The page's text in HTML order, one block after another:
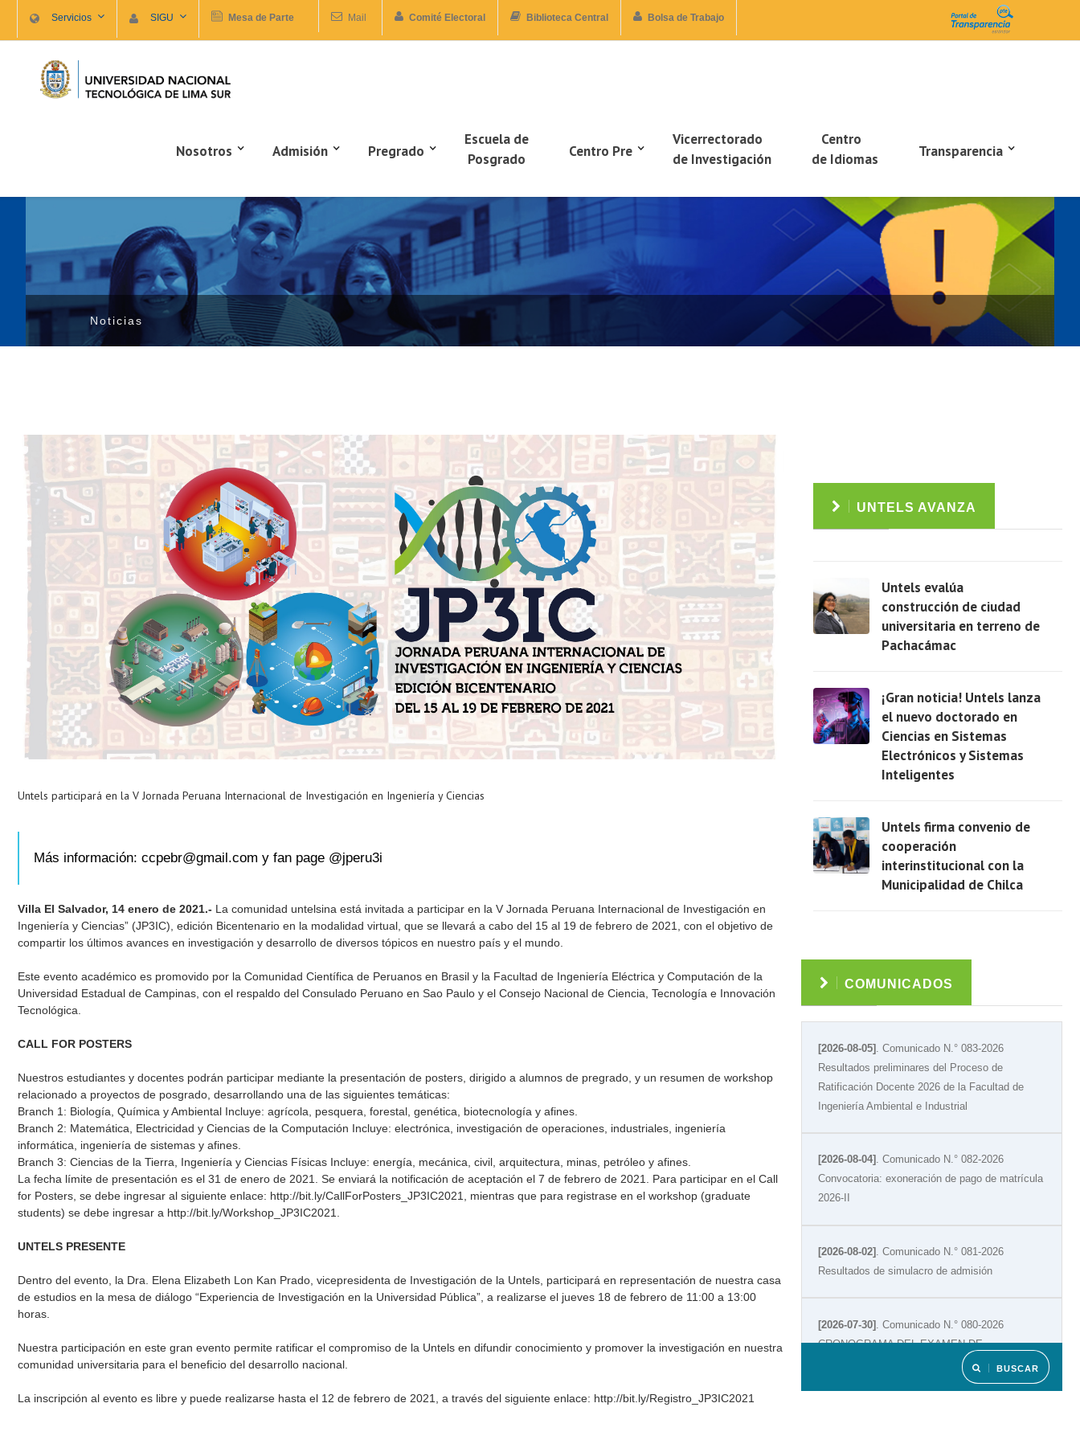
Servicios SIGU Mesa de Parte Mail Comité Electoral Biblioteca Central Bolsa de Trabajo
Nosotros Admisión Pregrado
Escuela de
Posgrado
Centro Pre
Vicerrectorado
de Investigación
Centro
de Idiomas
Transparencia
Noticias
Untels participará en la V Jornada Peruana Internacional de Investigación en Ingeniería y Ciencias
Más información: ccpebr@gmail.com y fan page @jperu3i
Villa El Salvador, 14 enero de 2021.- La comunidad untelsina está invitada a participar en la V Jornada Peruana Internacional de Investigación en
Ingeniería y Ciencias” (JP3IC), edición Bicentenario en la modalidad virtual, que se llevará a cabo del 15 al 19 de febrero de 2021, con el objetivo de
compartir los últimos avances en investigación y desarrollo de diversos tópicos en nuestro país y el mundo.
Este evento académico es promovido por la Comunidad Científica de Peruanos en Brasil y la Facultad de Ingeniería Eléctrica y Computación de la
Universidad Estadual de Campinas, con el respaldo del Consulado Peruano en Sao Paulo y el Consejo Nacional de Ciencia, Tecnología e Innovación
Tecnológica.
CALL FOR POSTERS
Nuestros estudiantes y docentes podrán participar mediante la presentación de posters, dirigido a alumnos de pregrado, y un resumen de workshop
relacionado a proyectos de posgrado, desarrollando una de las siguientes temáticas:
Branch 1: Biología, Química y Ambiental Incluye: agrícola, pesquera, forestal, genética, biotecnología y afines.
Branch 2: Matemática, Electricidad y Ciencias de la Computación Incluye: electrónica, investigación de operaciones, industriales, ingeniería
informática, ingeniería de sistemas y afines.
Branch 3: Ciencias de la Tierra, Ingeniería y Ciencias Físicas Incluye: energía, mecánica, civil, arquitectura, minas, petróleo y afines.
La fecha límite de presentación es el 31 de enero de 2021. Se enviará la notificación de aceptación el 7 de febrero de 2021. Para participar en el Call
for Posters, se debe ingresar al siguiente enlace: http://bit.ly/CallForPosters_JP3IC2021, mientras que para registrase en el workshop (graduate
students) se debe ingresar a http://bit.ly/Workshop_JP3IC2021.
UNTELS PRESENTE
Dentro del evento, la Dra. Elena Elizabeth Lon Kan Prado, vicepresidenta de Investigación de la Untels, participará en representación de nuestra casa
de estudios en la mesa de diálogo “Experiencia de Investigación en la Universidad Pública”, a realizarse el jueves 18 de febrero de 11:00 a 13:00
horas.
Nuestra participación en este gran evento permite ratificar el compromiso de la Untels en difundir conocimiento y promover la investigación en nuestra
comunidad universitaria para el beneficio del desarrollo nacional.
La inscripción al evento es libre y puede realizarse hasta el 12 de febrero de 2021, a través del siguiente enlace: http://bit.ly/Registro_JP3IC2021
UNTELS AVANZA
Untels evalúa
construcción de ciudad
universitaria en terreno de
Pachacámac
¡Gran noticia! Untels lanza
el nuevo doctorado en
Ciencias en Sistemas
Electrónicos y Sistemas
Inteligentes
Untels firma convenio de
cooperación
interinstitucional con la
Municipalidad de Chilca
COMUNICADOS
[2026-08-05]
. Comunicado N.° 083-2026
Resultados preliminares del Proceso de
Ratificación Docente 2026 de la Facultad de
Ingeniería Ambiental e Industrial
[2026-08-04] . Comunicado N.° 082-2026
Convocatoria: exoneración de pago de matrícula
2026-II
[2026-08-02] . Comunicado N.° 081-2026
Resultados de simulacro de admisión
[2026-07-30] . Comunicado N.° 080-2026
CRONOGRAMA DEL EXAMEN DE
SUFICIENCIA O SUBSANACIÓN 2026-IBUSCAR